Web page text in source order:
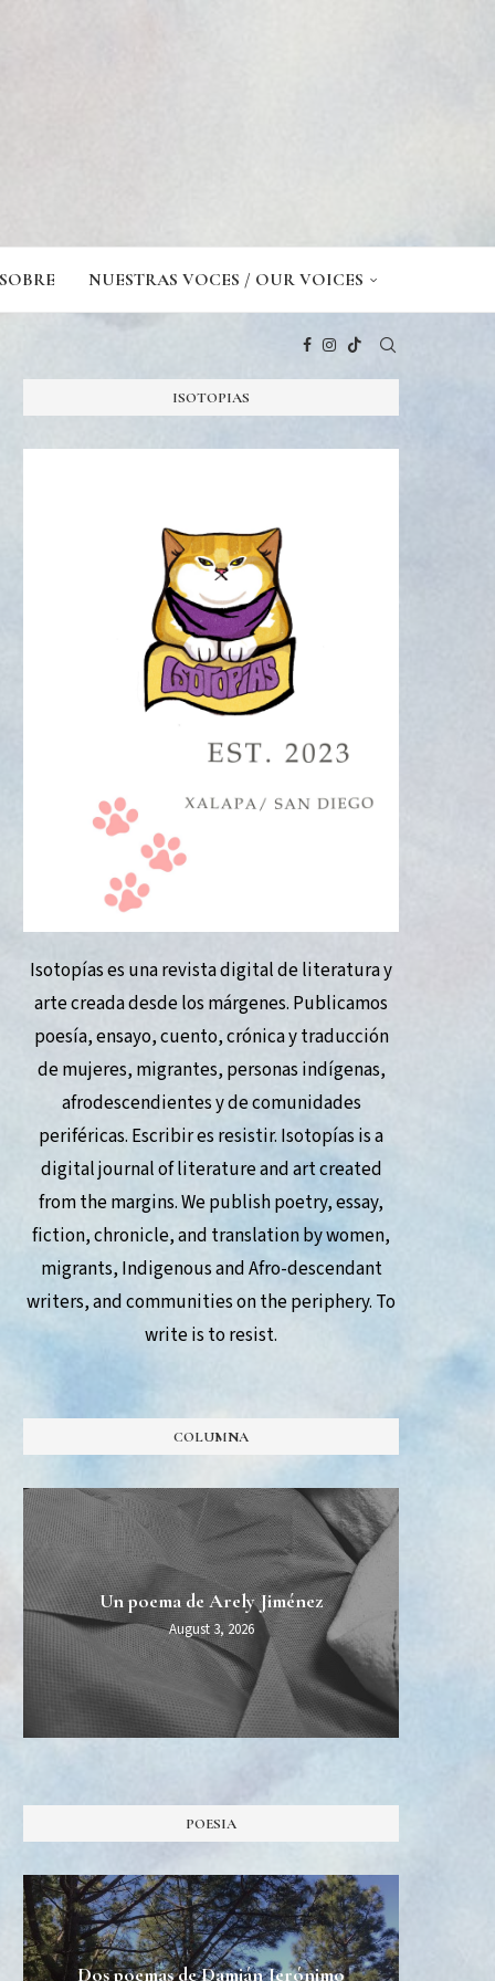
SOBRE NUESTRAS VOCES / OUR VOICES
ISOTOPIAS
Isotopías es una revista digital de literatura y
arte creada desde los márgenes. Publicamos
poesía, ensayo, cuento, crónica y traducción
de mujeres, migrantes, personas indígenas,
afrodescendientes y de comunidades
periféricas. Escribir es resistir. Isotopías is a
digital journal of literature and art created
from the margins. We publish poetry, essay,
fiction, chronicle, and translation by women,
migrants, Indigenous and Afro-descendant
writers, and communities on the periphery. To
write is to resist.
COLUMNA
Un poema de Arely Jiménez
August 3, 2026
POESIA
Dos poemas de Damián Jerónimo